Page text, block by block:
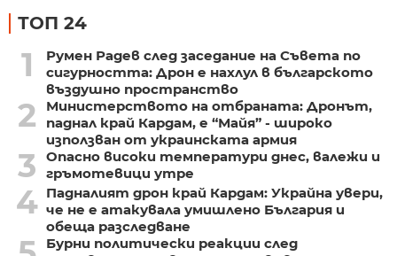
ТОП 24
1
Румен Радев след заседание на Съвета по
сигурността: Дрон е нахлул в българското
въздушно пространство
2
Министерството на отбраната: Дронът,
паднал край Кардам, е “Майя” - широко
използван от украинската армия
3
Опасно високи температури днес, валежи и
гръмотевици утре
4 Падналият дрон край Кардам: Украйна увери,
че не е атакувала умишлено България и
обеща разследване
Бурни политически реакции след